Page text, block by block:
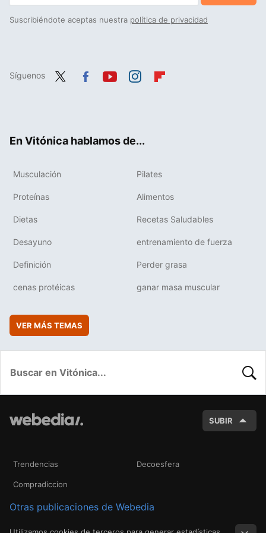
Suscribiéndote aceptas nuestra política de privacidad
Síguenos
En Vitónica hablamos de...
Musculación Pilates
Proteínas Alimentos
Dietas Recetas Saludables
Desayuno entrenamiento de fuerza
Definición Perder grasa
cenas protéicas ganar masa muscular
VER MÁS TEMAS
SUBIR
Trendencias Decoesfera
Compradiccion
Otras publicaciones de Webedia